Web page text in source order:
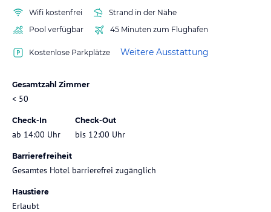
Wifi kostenfrei
Strand in der Nähe
Pool verfügbar
45 Minuten zum Flughafen
Kostenlose Parkplätze Weitere Ausstattung
Gesamtzahl Zimmer
< 50
Check-In
ab 14:00 Uhr
Check-Out
bis 12:00 Uhr
Barrierefreiheit
Gesamtes Hotel barrierefrei zugänglich
Haustiere
Erlaubt